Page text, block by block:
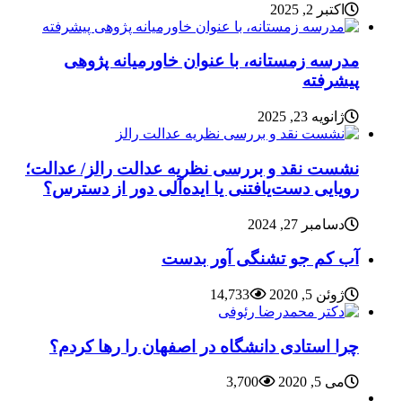
اکتبر 2, 2025
مدرسه زمستانه، با عنوان خاورمیانه پژوهی
پیشرفته
ژانویه 23, 2025
نشست نقد و بررسی نظریه عدالت رالز/ عدالت؛
رویایی دست‌یافتنی یا ایده‌آلی دور از دسترس؟
دسامبر 27, 2024
آب کم جو تشنگی آور بدست
ژوئن 5, 2020 14,733
چرا استادی دانشگاه در اصفهان را رها کردم؟
می 5, 2020 3,700